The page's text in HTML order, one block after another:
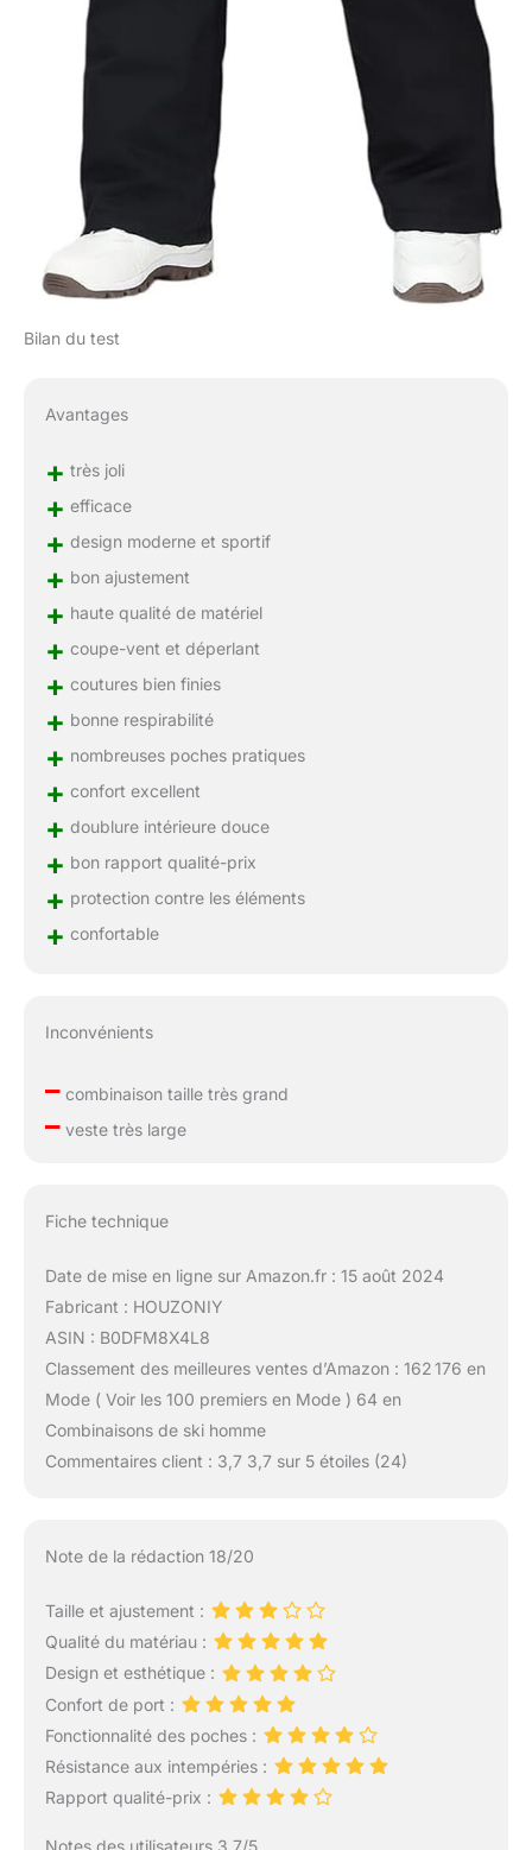
Bilan du test
Avantages
+ très joli
+ efficace
+ design moderne et sportif
+ bon ajustement
+ haute qualité de matériel
+ coupe-vent et déperlant
+ coutures bien finies
+ bonne respirabilité
+ nombreuses poches pratiques
+ confort excellent
+ doublure intérieure douce
+ bon rapport qualité-prix
+ protection contre les éléments
+ confortable
Inconvénients
–combinaison taille très grand
–veste très large
Fiche technique
Date de mise en ligne sur Amazon.fr : 15 août 2024
Fabricant : HOUZONIY
ASIN : B0DFM8X4L8
Classement des meilleures ventes d’Amazon : 162 176 en
Mode ( Voir les 100 premiers en Mode ) 64 en
Combinaisons de ski homme
Commentaires client : 3,7 3,7 sur 5 étoiles (24)
Note de la rédaction 18/20
Taille et ajustement :
Qualité du matériau :
Design et esthétique :
Confort de port :
Fonctionnalité des poches :
Résistance aux intempéries :
Rapport qualité-prix :